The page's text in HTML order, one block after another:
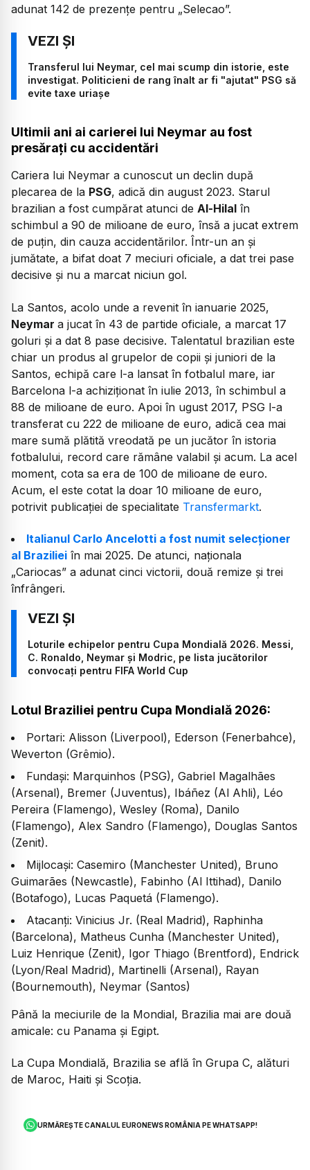
adunat 142 de prezențe pentru „Selecao”.
Transferul lui Neymar, cel mai scump din istorie, este
investigat. Politicieni de rang înalt ar fi "ajutat" PSG să
evite taxe uriașe
Ultimii ani ai carierei lui Neymar au fost
presărați cu accidentări
Cariera lui Neymar a cunoscut un declin după
plecarea de la PSG, adică din august 2023. Starul
brazilian a fost cumpărat atunci de Al-Hilal în
schimbul a 90 de milioane de euro, însă a jucat extrem
de puțin, din cauza accidentărilor. Într-un an și
jumătate, a bifat doat 7 meciuri oficiale, a dat trei pase
decisive și nu a marcat niciun gol.
La Santos, acolo unde a revenit în ianuarie 2025,
Neymar a jucat în 43 de partide oficiale, a marcat 17
goluri și a dat 8 pase decisive. Talentatul brazilian este
chiar un produs al grupelor de copii și juniori de la
Santos, echipă care l-a lansat în fotbalul mare, iar
Barcelona l-a achiziționat în iulie 2013, în schimbul a
88 de milioane de euro. Apoi în ugust 2017, PSG l-a
transferat cu 222 de milioane de euro, adică cea mai
mare sumă plătită vreodată pe un jucător în istoria
fotbalului, record care rămâne valabil și acum. La acel
moment, cota sa era de 100 de milioane de euro.
Acum, el este cotat la doar 10 milioane de euro,
potrivit publicației de specialitate Transfermarkt.
Italianul Carlo Ancelotti a fost numit selecționer
al Braziliei în mai 2025. De atunci, naționala
„Cariocas” a adunat cinci victorii, două remize și trei
înfrângeri.
Loturile echipelor pentru Cupa Mondială 2026. Messi,
C. Ronaldo, Neymar și Modric, pe lista jucătorilor
convocați pentru FIFA World Cup
Lotul Braziliei pentru Cupa Mondială 2026:
Portari: Alisson (Liverpool), Ederson (Fenerbahce),
Weverton (Grêmio).
Fundași: Marquinhos (PSG), Gabriel Magalhães
(Arsenal), Bremer (Juventus), Ibáñez (Al Ahli), Léo
Pereira (Flamengo), Wesley (Roma), Danilo
(Flamengo), Alex Sandro (Flamengo), Douglas Santos
(Zenit).
Mijlocași: Casemiro (Manchester United), Bruno
Guimarães (Newcastle), Fabinho (Al Ittihad), Danilo
(Botafogo), Lucas Paquetá (Flamengo).
Atacanți: Vinicius Jr. (Real Madrid), Raphinha
(Barcelona), Matheus Cunha (Manchester United),
Luiz Henrique (Zenit), Igor Thiago (Brentford), Endrick
(Lyon/Real Madrid), Martinelli (Arsenal), Rayan
(Bournemouth), Neymar (Santos)
Până la meciurile de la Mondial, Brazilia mai are două
amicale: cu Panama și Egipt.
La Cupa Mondială, Brazilia se află în Grupa C, alături
de Maroc, Haiti și Scoția.
URMĂREȘTE CANALUL EURONEWS ROMÂNIA PE WHATSAPP!